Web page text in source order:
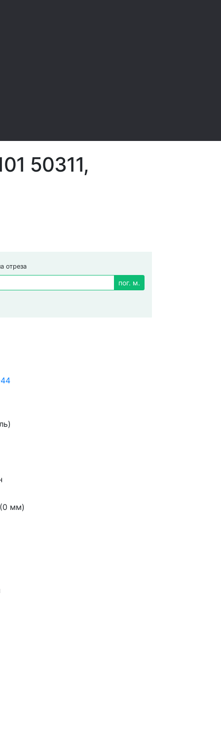
50311,
отреза
пог. м.
мм)